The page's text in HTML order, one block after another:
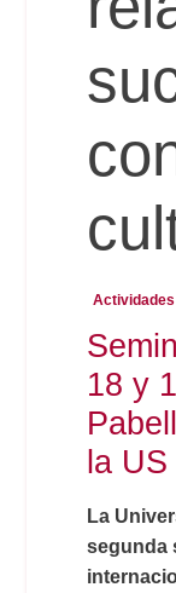
Horarios
Publicidad y
Comunicación
Doble Grado
Periodismo
18 y
la US
La
segunda